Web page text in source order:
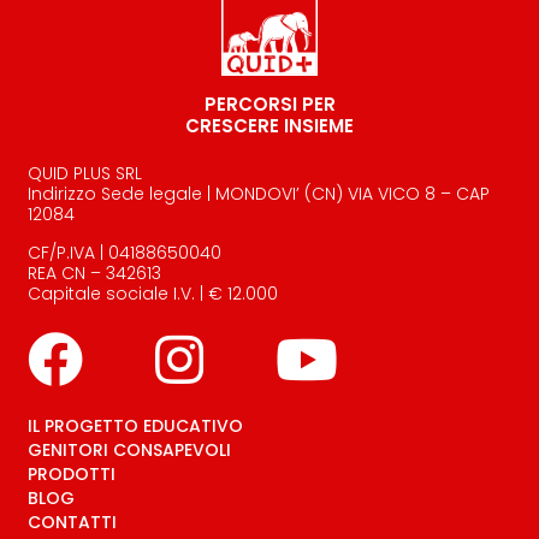
PERCORSI PER
CRESCERE INSIEME
QUID PLUS SRL
Indirizzo Sede legale | MONDOVI’ (CN) VIA VICO 8 – CAP
12084
CF/P.IVA | 04188650040
REA CN – 342613
Capitale sociale I.V. | € 12.000
IL PROGETTO EDUCATIVO
GENITORI CONSAPEVOLI
PRODOTTI
BLOG
CONTATTI